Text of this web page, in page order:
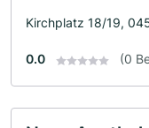
Kirchplatz 18/19,
0.0 (0